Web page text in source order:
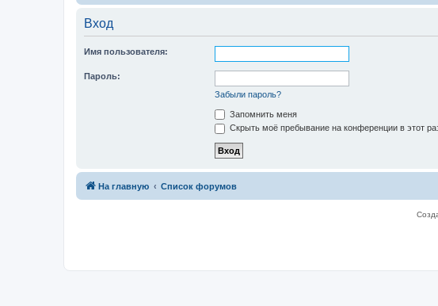
Вход
Имя пользователя:
Пароль:
Забыли пароль?
Запомнить меня
Скрыть моё пребывание на конференции в этот
На главную Список форумов